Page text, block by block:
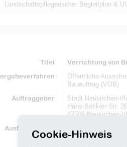
Landschaftspflegerischer Begleitplan &
Titel
Verrichtung von
Öffentliche
Bauauftrag (VOB)
Auftraggeber
Stadt Neukirchen-
Hans-Böckler-Str. 26
47506 Neukirchen-
AusführungsortCookie-Hinweis